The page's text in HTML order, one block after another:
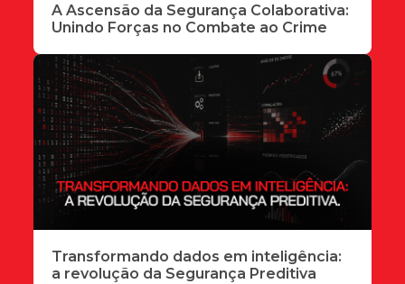
A Ascensão da Segurança Colaborativa:
Unindo Forças no Combate ao Crime
Transformando dados em inteligência:
a revolução da Segurança Preditiva